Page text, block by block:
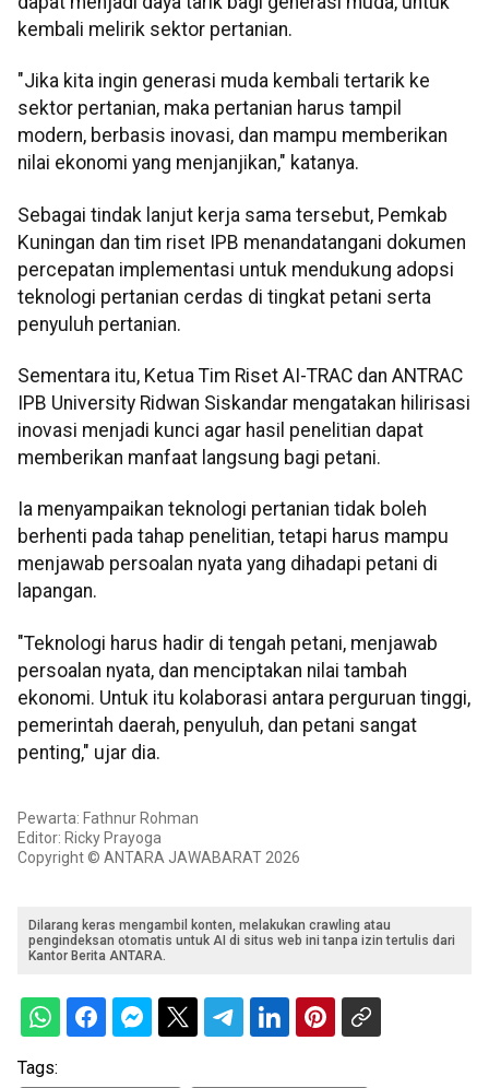
kembali melirik sektor pertanian.
"Jika kita ingin generasi muda kembali tertarik ke
sektor pertanian, maka pertanian harus tampil
modern, berbasis inovasi, dan mampu memberikan
nilai ekonomi yang menjanjikan," katanya.
Sebagai tindak lanjut kerja sama tersebut, Pemkab
Kuningan dan tim riset IPB menandatangani dokumen
percepatan implementasi untuk mendukung adopsi
teknologi pertanian cerdas di tingkat petani serta
penyuluh pertanian.
Sementara itu, Ketua Tim Riset AI-TRAC dan ANTRAC
IPB University Ridwan Siskandar mengatakan hilirisasi
inovasi menjadi kunci agar hasil penelitian dapat
memberikan manfaat langsung bagi petani.
Ia menyampaikan teknologi pertanian tidak boleh
berhenti pada tahap penelitian, tetapi harus mampu
menjawab persoalan nyata yang dihadapi petani di
lapangan.
"Teknologi harus hadir di tengah petani, menjawab
persoalan nyata, dan menciptakan nilai tambah
ekonomi. Untuk itu kolaborasi antara perguruan tinggi,
pemerintah daerah, penyuluh, dan petani sangat
penting," ujar dia.
Pewarta: Fathnur Rohman
Editor: Ricky Prayoga
Copyright © ANTARA JAWABARAT 2026
Dilarang keras mengambil konten, melakukan crawling atau
pengindeksan otomatis untuk AI di situs web ini tanpa izin tertulis dari
Kantor Berita ANTARA.
Tags: